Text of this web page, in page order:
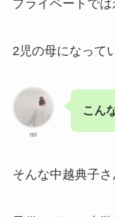
プライベートでは
2児の母になって
riri
こん
そんな中越典子